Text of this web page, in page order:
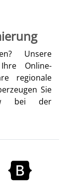
Unsere
Online-
regionale
Sie
bei der